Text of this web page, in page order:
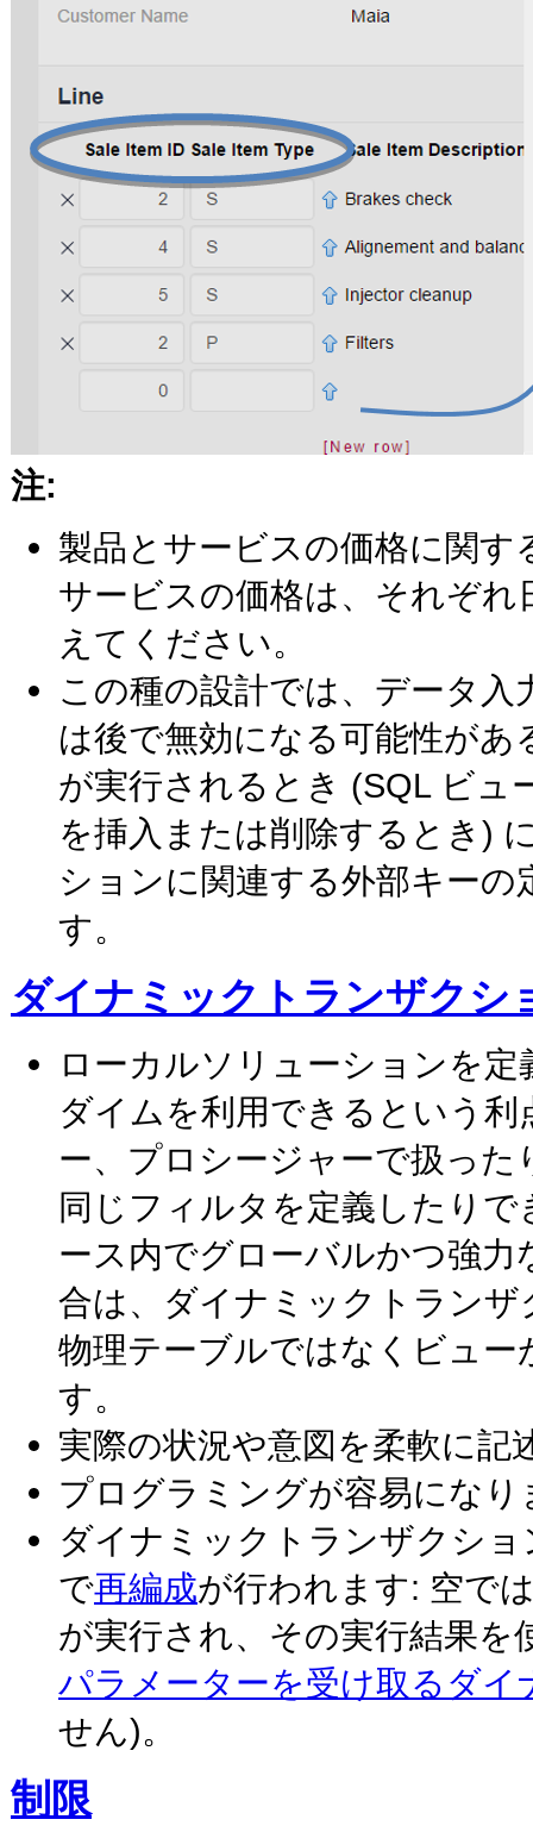
注:
製品とサービスの価格に関
サービスの価格は、それぞ
えてください。
この種の設計では、データ
は後で無効になる可能性が
が実行されるとき (SQL ビュ
を挿入または削除するとき)
ションに関連する外部キー
す。
ダイナミックトランザクシ
ローカルソリューションを
ダイムを利用できるという
ー、プロシージャーで扱っ
同じフィルタを定義したり
ース内でグローバルかつ強
合は、ダイナミックトラン
物理テーブルではなくビュ
す。
実際の状況や意図を柔軟に記
プログラミングが容易になり
ダイナミックトランザクシ
で再編成が行われます: 空で
が実行され、その実行結果
パラメーターを受け取るダ
せん)。
制限